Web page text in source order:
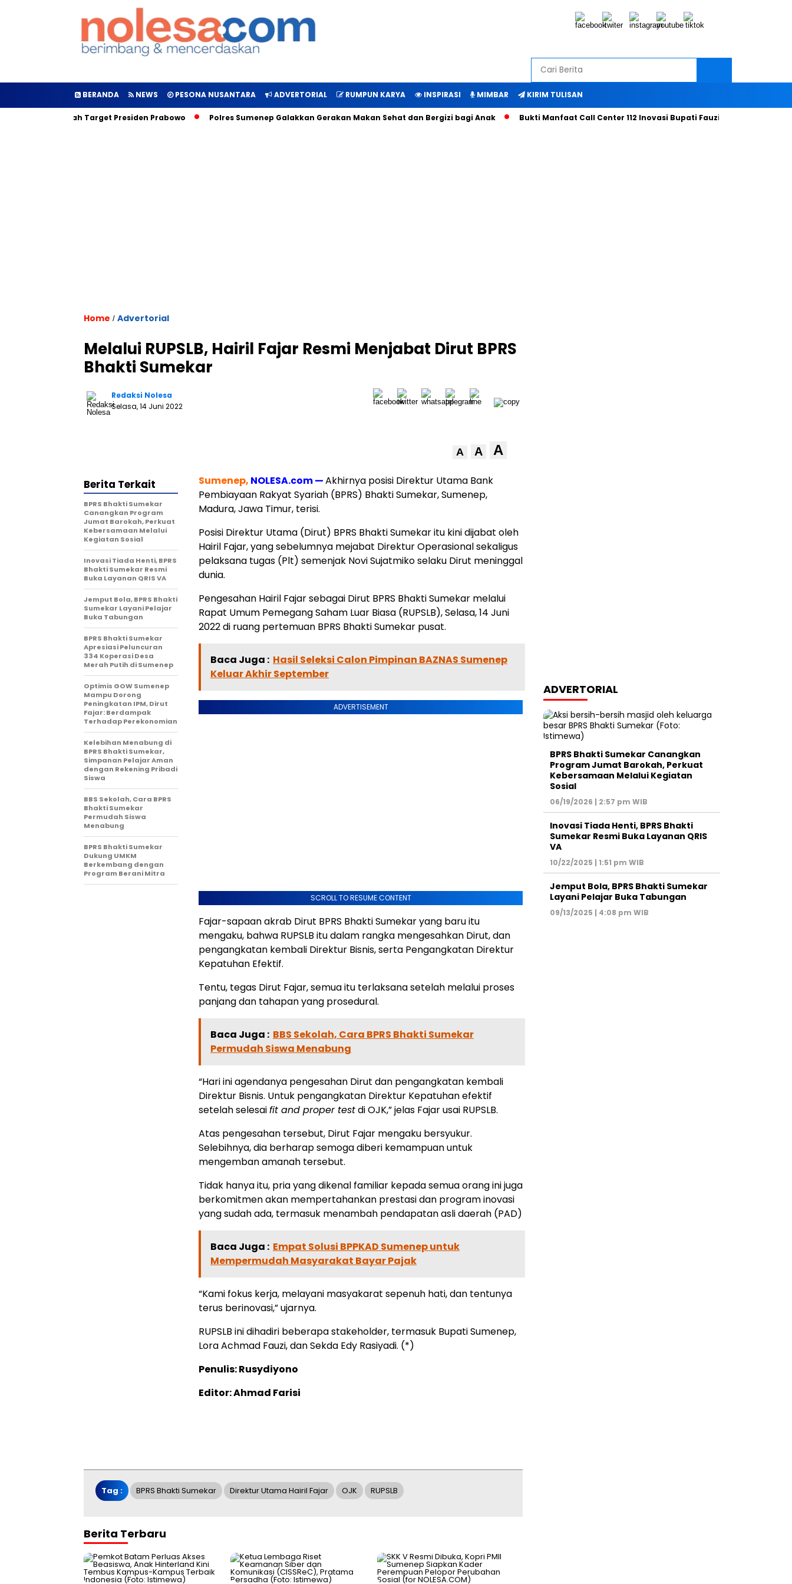
BERANDA NEWS PESONA NUSANTARA ADVERTORIAL RUMPUN KARYA INSPIRASI MIMBAR KIRIM TULISAN
Inilah Target Presiden Prabowo Polres Sumenep Galakkan Gerakan Makan Sehat dan Bergizi bagi Anak Bukti Manfaat Call Center 112 Inovasi Bupati Fauzi Hari ini
Home / Advertorial
Melalui RUPSLB, Hairil Fajar Resmi Menjabat Dirut BPRS
Bhakti Sumekar
Redaksi Nolesa
Selasa, 14 Juni 2022
A A A
Sumenep, NOLESA.com —Akhirnya posisi Direktur Utama Bank
Pembiayaan Rakyat Syariah (BPRS) Bhakti Sumekar, Sumenep,
Madura, Jawa Timur, terisi.
Posisi Direktur Utama (Dirut) BPRS Bhakti Sumekar itu kini dijabat oleh
Hairil Fajar, yang sebelumnya mejabat Direktur Operasional sekaligus
pelaksana tugas (Plt) semenjak Novi Sujatmiko selaku Dirut meninggal
dunia.
Pengesahan Hairil Fajar sebagai Dirut BPRS Bhakti Sumekar melalui
Rapat Umum Pemegang Saham Luar Biasa (RUPSLB), Selasa, 14 Juni
2022 di ruang pertemuan BPRS Bhakti Sumekar pusat.
Baca Juga : Hasil Seleksi Calon Pimpinan BAZNAS Sumenep
Keluar Akhir September
ADVERTISEMENT
SCROLL TO RESUME CONTENT
Fajar-sapaan akrab Dirut BPRS Bhakti Sumekar yang baru itu
mengaku, bahwa RUPSLB itu dalam rangka mengesahkan Dirut, dan
pengangkatan kembali Direktur Bisnis, serta Pengangkatan Direktur
Kepatuhan Efektif.
Tentu, tegas Dirut Fajar, semua itu terlaksana setelah melalui proses
panjang dan tahapan yang prosedural.
Baca Juga : BBS Sekolah, Cara BPRS Bhakti Sumekar
Permudah Siswa Menabung
“Hari ini agendanya pengesahan Dirut dan pengangkatan kembali
Direktur Bisnis. Untuk pengangkatan Direktur Kepatuhan efektif
setelah selesaifit and proper testdi OJK,” jelas Fajar usai RUPSLB.
Atas pengesahan tersebut, Dirut Fajar mengaku bersyukur.
Selebihnya, dia berharap semoga diberi kemampuan untuk
mengemban amanah tersebut.
Tidak hanya itu, pria yang dikenal familiar kepada semua orang ini juga
berkomitmen akan mempertahankan prestasi dan program inovasi
yang sudah ada, termasuk menambah pendapatan asli daerah (PAD)
Baca Juga : Empat Solusi BPPKAD Sumenep untuk
Mempermudah Masyarakat Bayar Pajak
“Kami fokus kerja, melayani masyakarat sepenuh hati, dan tentunya
terus berinovasi,” ujarnya.
RUPSLB ini dihadiri beberapa stakeholder, termasuk Bupati Sumenep,
Lora Achmad Fauzi, dan Sekda Edy Rasiyadi. (*)
Penulis: Rusydiyono
Editor: Ahmad Farisi
Berita Terkait
BPRS Bhakti Sumekar
Canangkan Program
Jumat Barokah, Perkuat
Kebersamaan Melalui
Kegiatan Sosial
Inovasi Tiada Henti, BPRS
Bhakti Sumekar Resmi
Buka Layanan QRIS VA
Jemput Bola, BPRS Bhakti
Sumekar Layani Pelajar
Buka Tabungan
BPRS Bhakti Sumekar
Apresiasi Peluncuran
334 Koperasi Desa
Merah Putih di Sumenep
Optimis GOW Sumenep
Mampu Dorong
Peningkatan IPM, Dirut
Fajar: Berdampak
Terhadap Perekonomian
Kelebihan Menabung di
BPRS Bhakti Sumekar,
Simpanan Pelajar Aman
dengan Rekening Pribadi
Siswa
BBS Sekolah, Cara BPRS
Bhakti Sumekar
Permudah Siswa
Menabung
BPRS Bhakti Sumekar
Dukung UMKM
Berkembang dengan
Program Berani Mitra
Tag : BPRS Bhakti Sumekar Direktur Utama Hairil Fajar OJK RUPSLB
Berita Terbaru
ADVERTORIAL
BPRS Bhakti Sumekar Canangkan
Program Jumat Barokah, Perkuat
Kebersamaan Melalui Kegiatan
Sosial
06/19/2026 | 2:57 pm WIB
Inovasi Tiada Henti, BPRS Bhakti
Sumekar Resmi Buka Layanan QRIS
VA
10/22/2025 | 1:51 pm WIB
Jemput Bola, BPRS Bhakti Sumekar
Layani Pelajar Buka Tabungan
09/13/2025 | 4:08 pm WIB